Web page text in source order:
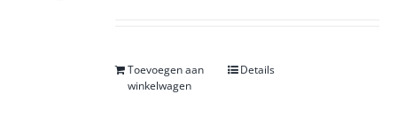
Toevoegen aan
winkelwagen
Details